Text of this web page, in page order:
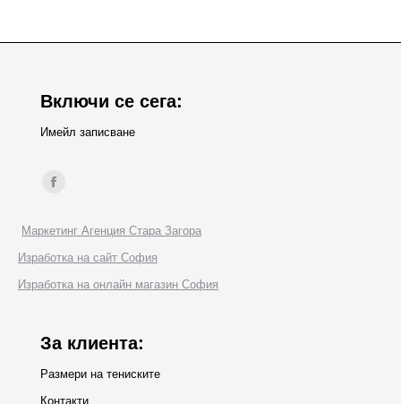
Включи се сега:
Имейл записване
Find us on:
Facebook
opens
in
new
Маркетинг Агенция Стара Загора
Изработка на сайт София
Изработка на онлайн магазин София
За клиента:
Размери на тениските
Контакти